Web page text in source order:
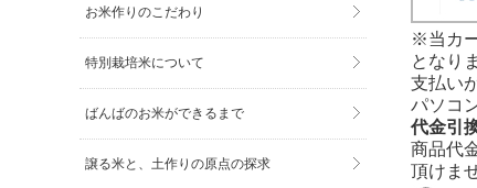
※当カ
となり
支払い
パソコ
代金引
商品代
頂けま
お米作りのこだわり
特別栽培米について
ばんばのお米ができるまで
譲る米と、土作りの原点の探求